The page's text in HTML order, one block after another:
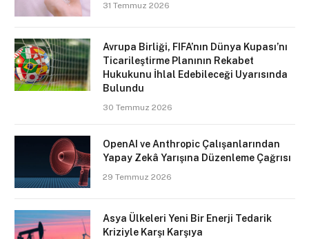
31 Temmuz 2026
Avrupa Birliği, FIFA’nın Dünya Kupası’nı
Ticarileştirme Planının Rekabet
Hukukunu İhlal Edebileceği Uyarısında
Bulundu
30 Temmuz 2026
OpenAI ve Anthropic Çalışanlarından
Yapay Zekâ Yarışına Düzenleme Çağrısı
29 Temmuz 2026
Asya Ülkeleri Yeni Bir Enerji Tedarik
Kriziyle Karşı Karşıya